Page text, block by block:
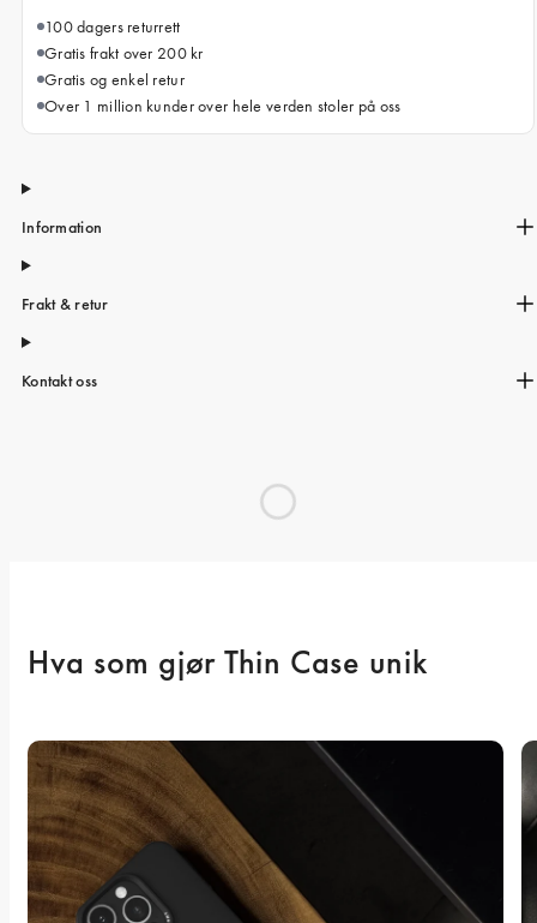
100 dagers returrett
Gratis frakt over 200 kr
Gratis og enkel retur
Over 1 million kunder over hele verden stoler på oss
Information
Frakt & retur
Kontakt oss
Hva som gjør Thin Case unik